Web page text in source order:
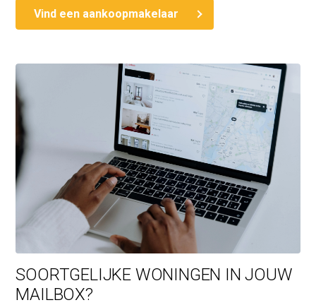
Vind een aankoopmakelaar
SOORTGELIJKE WONINGEN IN JOUW
MAILBOX?